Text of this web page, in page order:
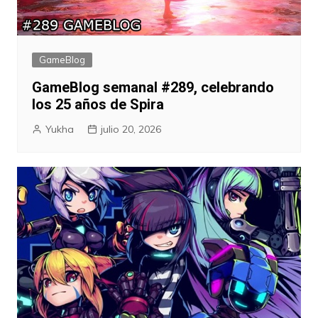
GameBlog
GameBlog semanal #289, celebrando
los 25 años de Spira
Yukha julio 20, 2026